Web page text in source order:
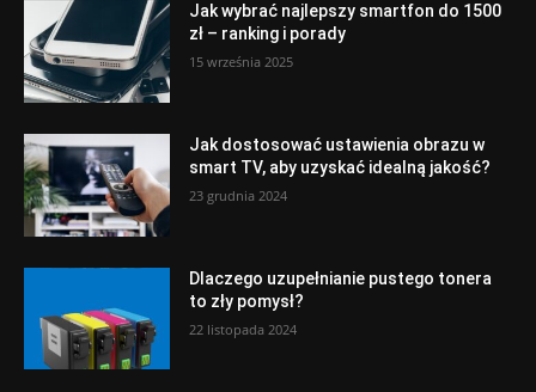
Jak wybrać najlepszy smartfon do 1500
zł – ranking i porady
15 września 2025
Jak dostosować ustawienia obrazu w
smart TV, aby uzyskać idealną jakość?
23 grudnia 2024
Dlaczego uzupełnianie pustego tonera
to zły pomysł?
22 listopada 2024